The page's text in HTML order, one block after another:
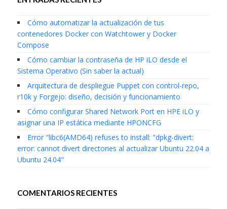
Cómo automatizar la actualización de tus
contenedores Docker con Watchtower y Docker
Compose
Cómo cambiar la contraseña de HP iLO desde el
Sistema Operativo (Sin saber la actual)
Arquitectura de despliegue Puppet con control-repo,
r10k y Forgejo: diseño, decisión y funcionamiento
Cómo configurar Shared Network Port en HPE iLO y
asignar una IP estática mediante HPONCFG
Error "libc6(AMD64) refuses to install: "dpkg-divert:
error: cannot divert directories al actualizar Ubuntu 22.04 a
Ubuntu 24.04"
COMENTARIOS RECIENTES